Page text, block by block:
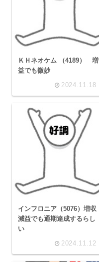
ＫＨネオケム （4189） 増
益でも微妙
2024.11.18
インフロニア（5076）増収
減益でも通期達成するらし
い
2024.11.12